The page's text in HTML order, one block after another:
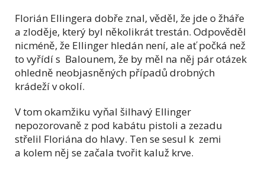
Florián Ellingera dobře znal, věděl, že jde o žháře
a zloděje, který byl několikrát trestán. Odpověděl
nicméně, že Ellinger hledán není, ale ať počká než
to vyřídí s Balounem, že by měl na něj pár otázek
ohledně neobjasněných případů drobných
krádeží v okolí.
V tom okamžiku vyňal šilhavý Ellinger
nepozorovaně z pod kabátu pistoli a zezadu
střelil Floriána do hlavy. Ten se sesul k zemi
a kolem něj se začala tvořit kaluž krve.